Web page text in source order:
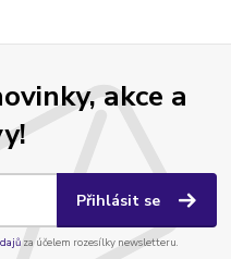
akce a
Přihlásit se
za účelem rozesílky newsletteru.